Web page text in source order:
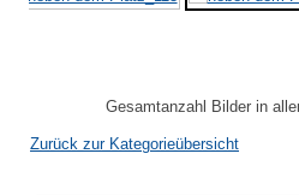
Gesamtanzahl Bilder in
Zurück zur Kategorieübersicht